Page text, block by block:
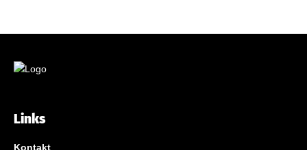
Links
Kontakt